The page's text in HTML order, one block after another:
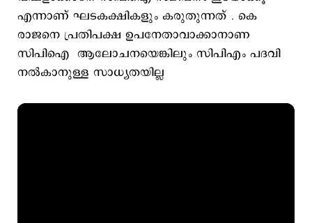
എന്നാണ് ഘടകക്ഷികളും കരുതുന്നത് . കെ
രാജനെ പ്രതിപക്ഷ ഉപനേതാവാക്കാനാണ
സിപിഐ ആലോചനയെങ്കിലും സിപിഎം പദവി
നല്‍കാനുള്ള സാധ്യതയില്ല